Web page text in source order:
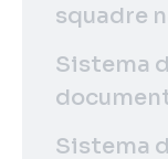
squadre
Sistema
Sistema